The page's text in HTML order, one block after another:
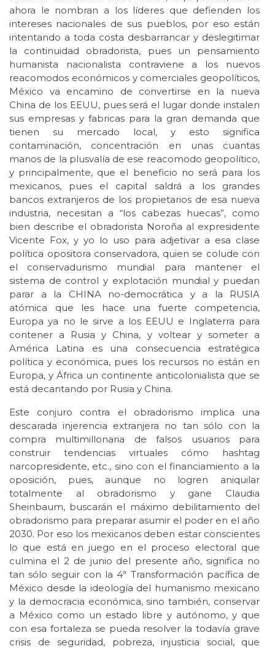
ahora le nombran a los líderes que defienden los
intereses nacionales de sus pueblos, por eso están
intentando a toda costa desbarrancar y deslegitimar
la continuidad obradorista, pues un pensamiento
humanista nacionalista contraviene a los nuevos
reacomodos económicos y comerciales geopolíticos,
México va encamino de convertirse en la nueva
China de los EEUU, pues será el lugar donde instalen
sus empresas y fabricas para la gran demanda que
tienen su mercado local, y esto significa
contaminación, concentración en unas cuantas
manos de la plusvalía de ese reacomodo geopolítico,
y principalmente, que el beneficio no será para los
mexicanos, pues el capital saldrá a los grandes
bancos extranjeros de los propietarios de esa nueva
industria, necesitan a “los cabezas huecas”, como
bien describe el obradorista Noroña al expresidente
Vicente Fox, y yo lo uso para adjetivar a esa clase
política opositora conservadora, quien se colude con
el conservadurismo mundial para mantener el
sistema de control y explotación mundial y puedan
parar a la CHINA no-democrática y a la RUSIA
atómica que les hace una fuerte competencia,
Europa ya no le sirve a los EEUU e Inglaterra para
contener a Rusia y China, y voltear y someter a
América Latina es una consecuencia estratégica
política y económica, pues los recursos no están en
Europa, y África un continente anticolonialista que se
está decantando por Rusia y China.
Este conjuro contra el obradorismo implica una
descarada injerencia extranjera no tan sólo con la
compra multimillonaria de falsos usuarios para
construir tendencias virtuales cómo hashtag
narcopresidente, etc., sino con el financiamiento a la
oposición, pues, aunque no logren aniquilar
totalmente al obradorismo y gane Claudia
Sheinbaum, buscarán el máximo debilitamiento del
obradorismo para preparar asumir el poder en el año
2030. Por eso los mexicanos deben estar conscientes
lo que está en juego en el proceso electoral que
culmina el 2 de junio del presente año, significa no
tan sólo seguir con la 4ª Transformación pacífica de
México desde la ideología del humanismo mexicano
y la democracia económica, sino también, conservar
a México como un estado libre y autónomo, y que
con esa fortaleza se pueda resolver la todavía grave
crisis de seguridad, pobreza, injusticia social, que